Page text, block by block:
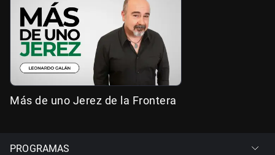
Más de uno Jerez de la Frontera
PROGRAMAS